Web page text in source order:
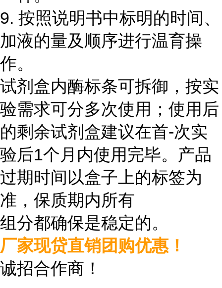
9. 按照说明书中标明的时间、
加液的量及顺序进行温育操
作。
试剂盒内酶标条可拆御，按实
验需求可分多次使用；使用后
的剩余试剂盒建议在首-次实
验后1个月内使用完毕。产品
过期时间以盒子上的标签为
准，保质期内所有
组分都确保是稳定的。
厂家现贷直销团购优惠！
诚招合作商 ！